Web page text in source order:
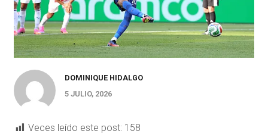
DOMINIQUE HIDALGO
5 JULIO, 2026
Veces leído este post: 158